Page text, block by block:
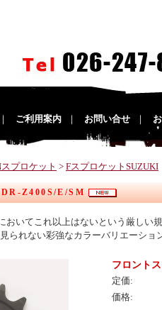
ご利用案内 お問い合せ
プロケット > FスプロケットSUZUKI
Z400S/E/SM
おいてこれ以上はないという厳しい
られない彩強なカラーバリエーショ
フロント
定価:
価格: